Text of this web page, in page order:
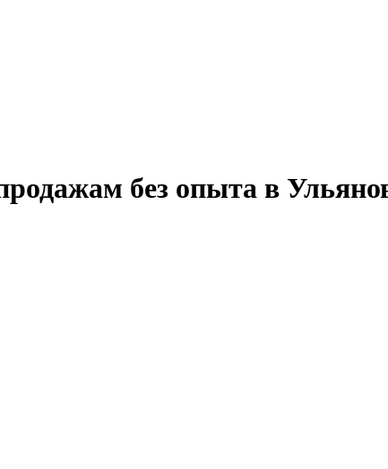
без опыта в